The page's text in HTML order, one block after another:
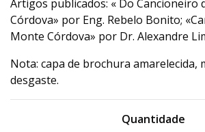
Artigos publicados: « Do Cancioneiro
Córdova» por Eng. Rebelo Bonito;
Monte Córdova» por Dr. Alexandre
Nota: capa de brochura amarelecida,
desgaste.
Quantidade